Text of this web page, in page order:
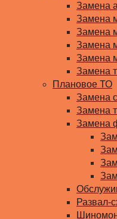
Замена
Замена
Замена
Замена
Замена
Замена
Плановое ТО
Замена
Замена
Замена
Развал-